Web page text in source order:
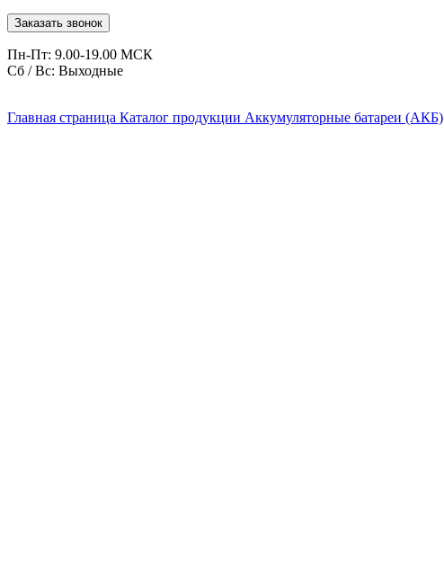
Заказать звонок
Пн-Пт: 9.00-19.00 МСК
Сб / Вс: Выходные
Главная страница Каталог продукции Аккумуляторные батареи (АКБ)